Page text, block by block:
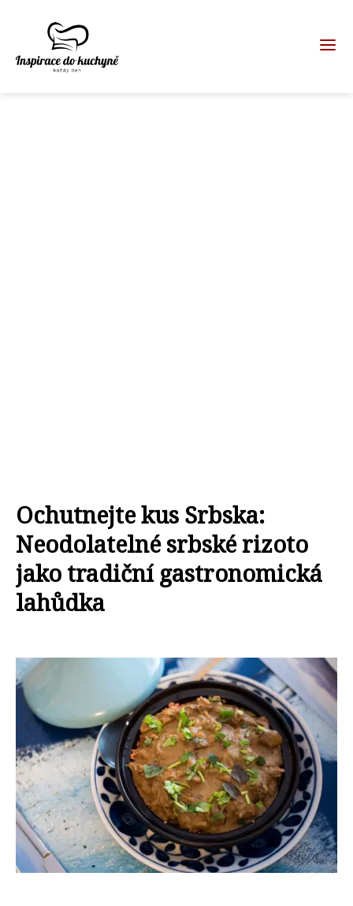
Ochutnejte kus Srbska:
Neodolatelné srbské rizoto
jako tradiční gastronomická
lahůdka